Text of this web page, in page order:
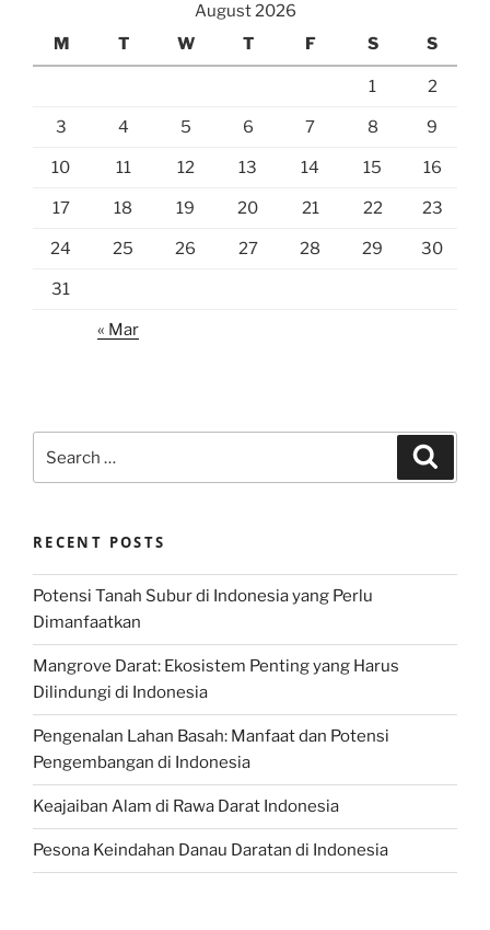
August 2026
M
T W T F S S
1 2
3 4 5 6 7 8 9
10 11 12 13 14 15 16
17 18 19 20 21 22 23
24 25 26 27 28 29 30
31
« Mar
for:
RECENT POSTS
Potensi Tanah Subur di Indonesia yang Perlu
Dimanfaatkan
Mangrove Darat: Ekosistem Penting yang Harus
Dilindungi di Indonesia
Pengenalan Lahan Basah: Manfaat dan Potensi
Pengembangan di Indonesia
Keajaiban Alam di Rawa Darat Indonesia
Pesona Keindahan Danau Daratan di Indonesia